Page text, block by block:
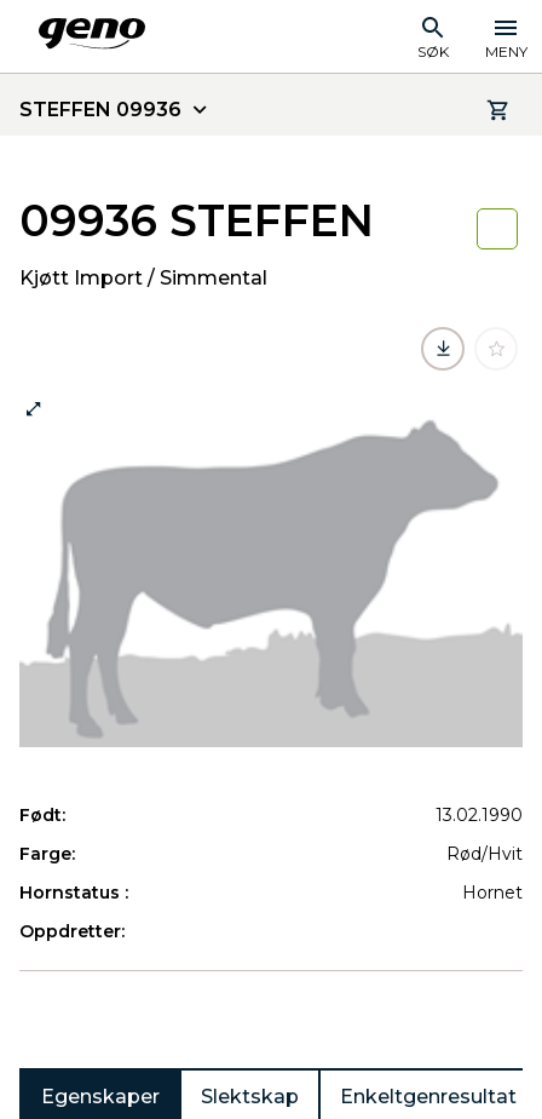
SØK MENY
STEFFEN 09936
09936 STEFFEN
Kjøtt Import / Simmental
Født:
13.02.1990
Farge:
Rød/Hvit
Hornstatus :
Hornet
Oppdretter:
Egenskaper Slektskap Enkeltgenresultat